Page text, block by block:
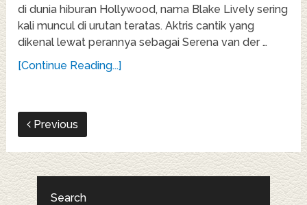
di dunia hiburan Hollywood, nama Blake Lively sering
kali muncul di urutan teratas. Aktris cantik yang
dikenal lewat perannya sebagai Serena van der …
[Continue Reading...]
Previous
Search